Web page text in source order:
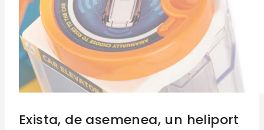
Exista, de asemenea, un heliport